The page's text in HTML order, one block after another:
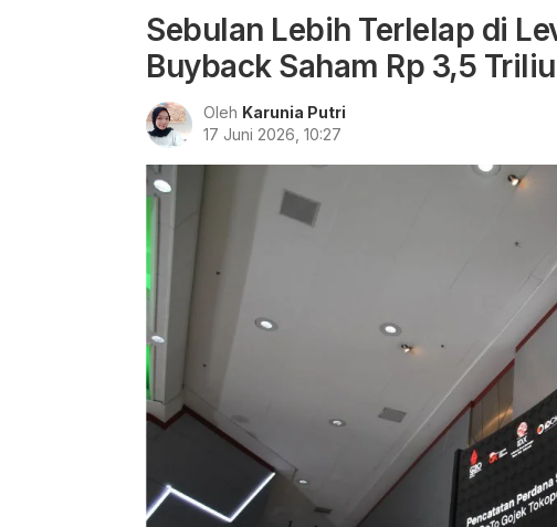
Sebulan Lebih Terlelap di
Buyback Saham Rp 3,5
Oleh Karunia Putri
17 Juni 2026, 10:27